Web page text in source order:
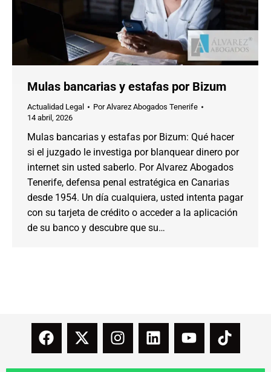
Mulas bancarias y estafas por Bizum
Actualidad Legal PorAlvarez Abogados Tenerife
14 abril, 2026
Mulas bancarias y estafas por Bizum: Qué hacer
si el juzgado le investiga por blanquear dinero por
internet sin usted saberlo. Por Alvarez Abogados
Tenerife, defensa penal estratégica en Canarias
desde 1954. Un día cualquiera, usted intenta pagar
con su tarjeta de crédito o acceder a la aplicación
de su banco y descubre que su…